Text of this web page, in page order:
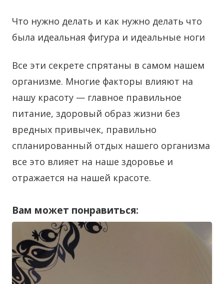
Что нужно делать и как нужно делать что
была идеальная фигура и идеальные ноги
Все эти секрете спрятаны в самом нашем
организме. Многие факторы влияют на
нашу красоту — главное правильное
питание, здоровый образ жизни без
вредных привычек, правильно
спланированный отдых нашего организма
все это влияет на наше здоровье и
отражается на нашей красоте.
Вам может понравиться: